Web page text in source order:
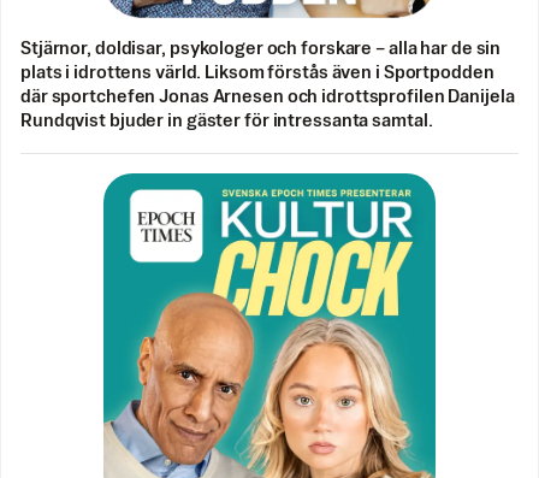
Stjärnor, doldisar, psykologer och forskare – alla har de sin
plats i idrottens värld. Liksom förstås även i Sportpodden
där sportchefen Jonas Arnesen och idrottsprofilen Danijela
Rundqvist bjuder in gäster för intressanta samtal.